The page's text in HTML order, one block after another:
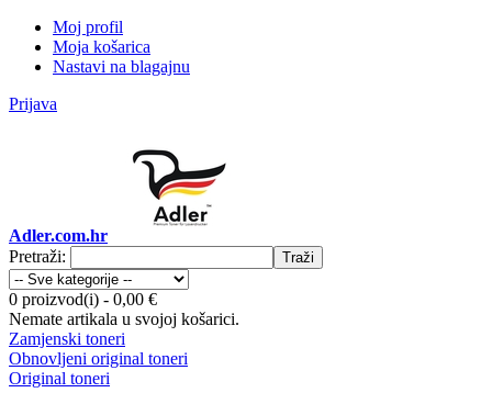
Moj profil
Moja košarica
Nastavi na blagajnu
Prijava
Adler.com.hr
Pretraži:
Traži
0 proizvod(i) - 0,00 €
Nemate artikala u svojoj košarici.
Zamjenski toneri
Obnovljeni original toneri
Original toneri